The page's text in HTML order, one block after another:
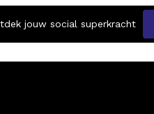
jouw social superkracht